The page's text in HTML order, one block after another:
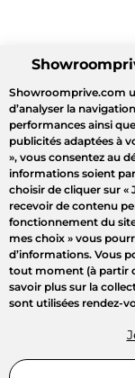
Showroomprive.com
d’analyser la
performances ainsi
publicités adaptées à
», vous consentez au
informations soient
choisir de cliquer sur «
recevoir de contenu
fonctionnement du
mes choix » vous
d’informations. Vous
tout moment (à partir
savoir plus sur la
sont utilisées rendez-